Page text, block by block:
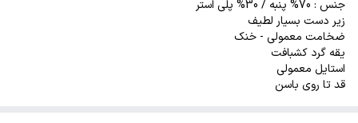
جنس : 70% پنبه / 30% پلی استر
زیر دست بسیار لطیف
ضخامت معمولی - خنک
یقه گرد کشبافت
استایل معمولی
قد تا روی باسن